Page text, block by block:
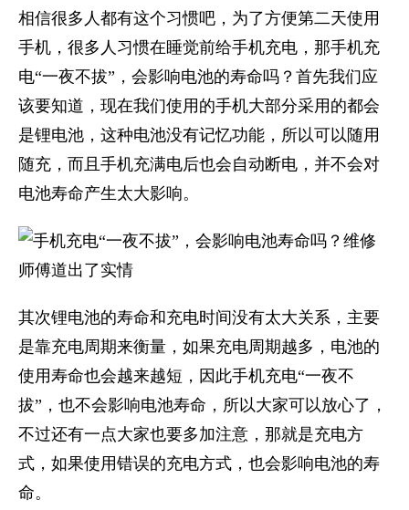
相信很多人都有这个习惯吧，为了方便第二天使用
手机，很多人习惯在睡觉前给手机充电，那手机充
电“一夜不拔”，会影响电池的寿命吗？首先我们应
该要知道，现在我们使用的手机大部分采用的都会
是锂电池，这种电池没有记忆功能，所以可以随用
随充，而且手机充满电后也会自动断电，并不会对
电池寿命产生太大影响。
其次锂电池的寿命和充电时间没有太大关系，主要
是靠充电周期来衡量，如果充电周期越多，电池的
使用寿命也会越来越短，因此手机充电“一夜不
拔”，也不会影响电池寿命，所以大家可以放心了，
不过还有一点大家也要多加注意，那就是充电方
式，如果使用错误的充电方式，也会影响电池的寿
命。